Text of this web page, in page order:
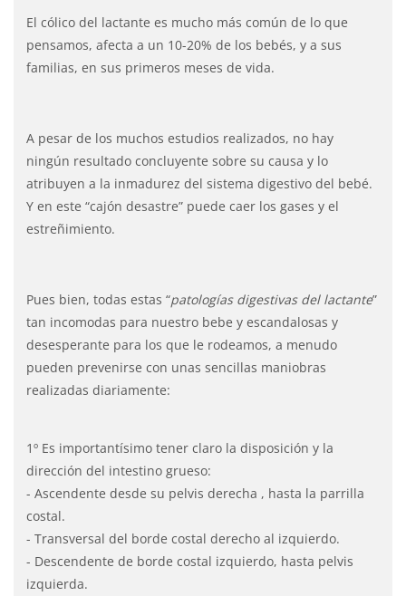
El cólico del lactante es mucho más común de lo que
pensamos, afecta a un 10-20% de los bebés, y a sus
familias, en sus primeros meses de vida.
A pesar de los muchos estudios realizados, no hay
ningún resultado concluyente sobre su causa y lo
atribuyen a la inmadurez del sistema digestivo del bebé.
Y en este “cajón desastre” puede caer los gases y el
estreñimiento.
Pues bien, todas estas “patologías digestivas del lactante”
tan incomodas para nuestro bebe y escandalosas y
desesperante para los que le rodeamos, a menudo
pueden prevenirse con unas sencillas maniobras
realizadas diariamente:
1º Es importantísimo tener claro la disposición y la
dirección del intestino grueso:
- Ascendente desde su pelvis derecha , hasta la parrilla
costal.
- Transversal del borde costal derecho al izquierdo.
- Descendente de borde costal izquierdo, hasta pelvis
izquierda.